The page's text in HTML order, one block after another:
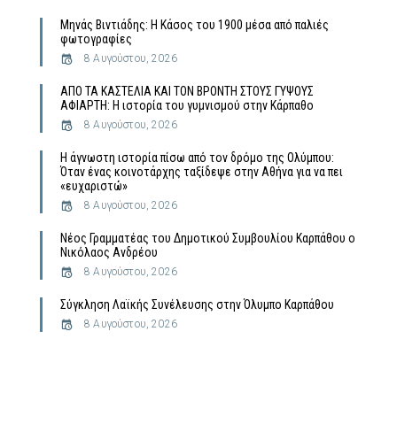
Μηνάς Βιντιάδης: Η Κάσος του 1900 μέσα από παλιές
φωτογραφίες
8 Αυγούστου, 2026
ΑΠΟ ΤΑ ΚΑΣΤΕΛΙΑ ΚΑΙ ΤΟΝ ΒΡΟΝΤΗ ΣΤΟΥΣ ΓΥΨΟΥΣ
ΑΦΙΑΡΤΗ: Η ιστορία του γυμνισμού στην Κάρπαθο
8 Αυγούστου, 2026
Η άγνωστη ιστορία πίσω από τον δρόμο της Ολύμπου:
Όταν ένας κοινοτάρχης ταξίδεψε στην Αθήνα για να πει
«ευχαριστώ»
8 Αυγούστου, 2026
Νέος Γραμματέας του Δημοτικού Συμβουλίου Καρπάθου ο
Νικόλαος Ανδρέου
8 Αυγούστου, 2026
Σύγκληση Λαϊκής Συνέλευσης στην Όλυμπο Καρπάθου
8 Αυγούστου, 2026